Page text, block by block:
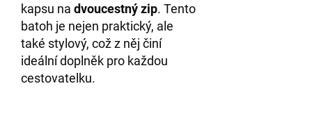
kapsu na dvoucestný zip. Tento
batoh je nejen praktický, ale
také stylový, což z něj činí
ideální doplněk pro každou
cestovatelku.